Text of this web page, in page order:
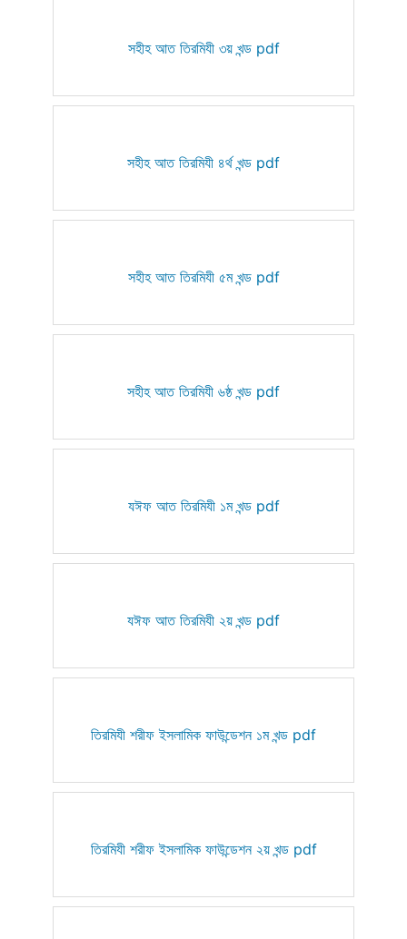
সহীহ আত তিরমিযী ৩য় খন্ড pdf
সহীহ আত তিরমিযী ৪র্থ খন্ড pdf
সহীহ আত তিরমিযী ৫ম খন্ড pdf
সহীহ আত তিরমিযী ৬ষ্ঠ খন্ড pdf
যঈফ আত তিরমিযী ১ম খন্ড pdf
যঈফ আত তিরমিযী ২য় খন্ড pdf
তিরমিযী শরীফ ইসলামিক ফাউন্ডেশন ১ম খন্ড pdf
তিরমিযী শরীফ ইসলামিক ফাউন্ডেশন ২য় খন্ড pdf